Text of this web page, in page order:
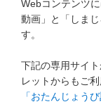
他の講座のよく
進研ゼミ 中
Webコンテンツ
動画」と「しま
す。
下記の専用サイ
レットからもご利
「おたんじょう